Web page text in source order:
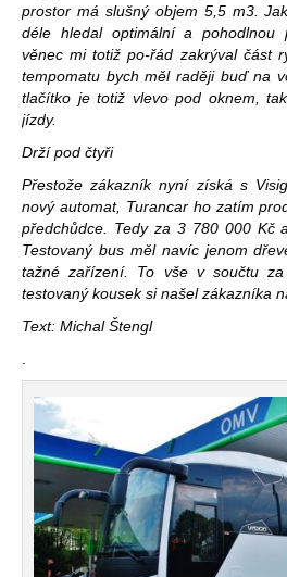
prostor má slušný objem 5,5 m3.
déle hledal optimální a pohodlnou
věnec mi totiž po-řád zakrýval část
tempomatu bych měl raději buď na
tlačítko je totiž vlevo pod oknem,
jízdy.
Drží pod čtyři
Přestože zákazník nyní získá s
nový automat, Turancar ho zatím
předchůdce. Tedy za 3 780 000 Kč
Testovaný bus měl navíc jenom
tažné zařízení. To vše v součtu za
testovaný kousek si našel zákazníka
Text: Michal Štengl
.